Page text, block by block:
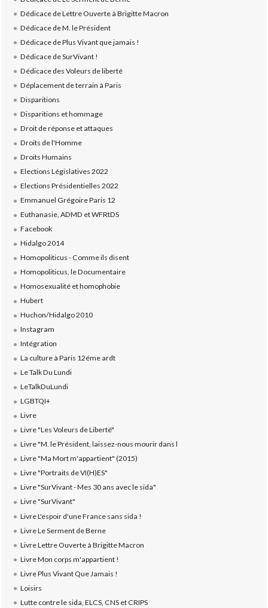
Dédicace de Lettre Ouverte à Brigitte Macron
Dédicace de M. le Président
Dédicace de Plus Vivant que jamais !
Dédicace de SurVivant !
Dédicace des Voleurs de liberté
Déplacement de terrain à Paris
Disparitions
Disparitions et hommage
Droit de réponse et attaques
Droits de l'Homme
Droits Humains
Elections Législatives 2022
Elections Présidentielles 2022
Emmanuel Grégoire Paris 12
Euthanasie, ADMD et WFRtDS
Facebook
Hidalgo 2014
Homopoliticus - Comme ils disent
Homopoliticus, le Documentaire
Homosexualité et homophobie
Hubert
Huchon/Hidalgo 2010
Instagram
Intégration
La culture à Paris 12éme ardt
Le Talk Du Lundi
LeTalkDuLundi
LGBTQI+
Livre
Livre "Les Voleurs de Liberté"
Livre "M. le Président, laissez-nous mourir dans l
Livre "Ma Mort m'appartient" (2015)
Livre "Portraits de VI(H)ES"
Livre "SurVivant - Mes 30 ans avec le sida"
Livre "SurVivant"
Livre L'espoir d'une France sans sida !
Livre Le Serment de Berne
Livre Lettre Ouverte à Brigitte Macron
Livre Mon corps m'appartient !
Livre Plus Vivant Que Jamais !
Loisirs
Lutte contre le sida, ELCS, CNS et CRIPS